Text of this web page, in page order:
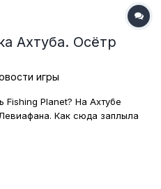
Ахтуба. Осётр
игры
Fishing Planet? На Ахтубе
Как сюда заплыла
на окраину мира?
нового монстра и